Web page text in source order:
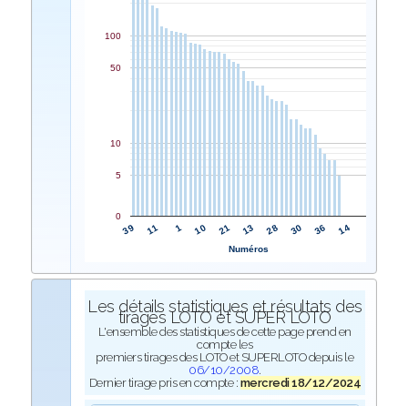
39 11 1 10 21 13 28 30 36 14
0
5
10
50
100
Numéros
Les détails statistiques et résultats des
tirages LOTO et SUPER LOTO
L'ensemble des statistiques de cette page prend en
compte les
premiers tirages des LOTO et SUPERLOTO depuis le
06/10/2008.
Dernier tirage pris en compte : mercredi 18/12/2024